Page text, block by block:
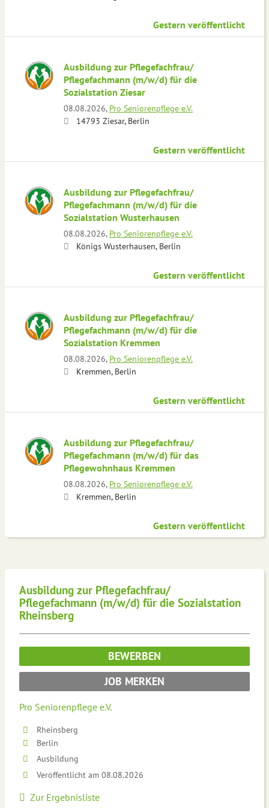
Gestern veröffentlicht
Ausbildung zur Pflegefachfrau/
Pflegefachmann (m/w/d) für die
Sozialstation Ziesar
08.08.2026, Pro Seniorenpflege e.V.
14793 Ziesar, Berlin
Gestern veröffentlicht
Ausbildung zur Pflegefachfrau/
Pflegefachmann (m/w/d) für die
Sozialstation Wusterhausen
08.08.2026, Pro Seniorenpflege e.V.
Königs Wusterhausen, Berlin
Gestern veröffentlicht
Ausbildung zur Pflegefachfrau/
Pflegefachmann (m/w/d) für die
Sozialstation Kremmen
08.08.2026, Pro Seniorenpflege e.V.
Kremmen, Berlin
Gestern veröffentlicht
Ausbildung zur Pflegefachfrau/
Pflegefachmann (m/w/d) für das
Pflegewohnhaus Kremmen
08.08.2026, Pro Seniorenpflege e.V.
Kremmen, Berlin
Gestern veröffentlicht
Ausbildung zur Pflegefachfrau/
Pflegefachmann (m/w/d) für die Sozialstation
Rheinsberg
BEWERBEN
JOB MERKEN
Pro Seniorenpflege e.V.
Rheinsberg
Berlin
Ausbildung
Veröffentlicht am 08.08.2026
Zur Ergebnisliste